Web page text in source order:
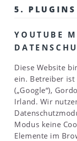
5. PLUGINS
YOUTUBE
Diese Website
ein. Betreiber
(„Google“),
Irland. Wir
Modus keine
Elemente im